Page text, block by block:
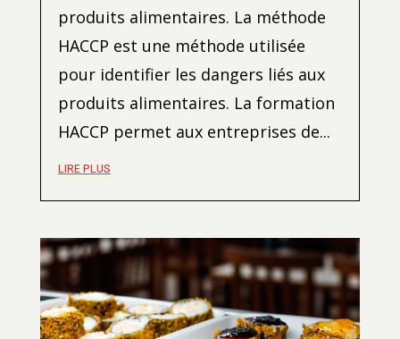
produits alimentaires. La méthode
HACCP est une méthode utilisée
pour identifier les dangers liés aux
produits alimentaires. La formation
HACCP permet aux entreprises de...
LIRE PLUS